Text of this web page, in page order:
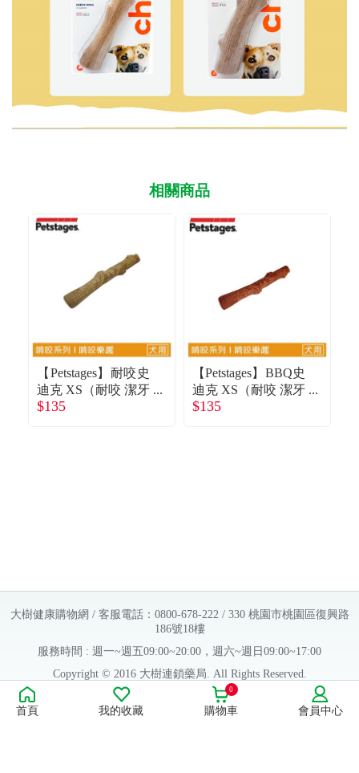
相關商品
【Petstages】耐咬史
迪克 XS（耐咬 潔牙
骨）
$135
【Petstages】BBQ史
迪克 XS（耐咬 潔牙
骨）
$135
大樹健康購物網 / 客服電話：0800-678-222 / 330 桃園市桃園區復興路
186號18樓
服務時間 : 週一~週五09:00~20:00，週六~週日09:00~17:00
Copyright © 2016 大樹連鎖藥局. All Rights Reserved.
販售業者資料：
許可執照字號：桃字市藥販字第623202B480 號
首頁 我的收藏 購物車
0
會員中心